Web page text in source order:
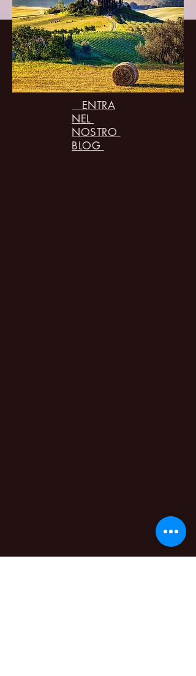
ENTRA
NEL
NOSTRO
BLOG